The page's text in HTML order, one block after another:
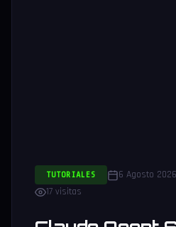
TUTORIALES 6 Agosto 2026
17 visitas